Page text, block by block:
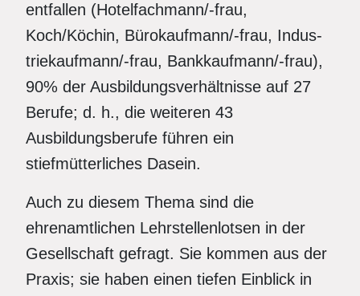
entfallen (Hotelfachmann/-frau,
Koch/Köchin, Bürokaufmann/-frau, Indus-
triekaufmann/-frau, Bankkaufmann/-frau),
90% der Ausbildungsverhältnisse auf 27
Berufe; d. h., die weiteren 43
Ausbildungsberufe führen ein
stiefmütterliches Dasein.
Auch zu diesem Thema sind die
ehrenamtlichen Lehrstellenlotsen in der
Gesellschaft gefragt. Sie kommen aus der
Praxis; sie haben einen tiefen Einblick in